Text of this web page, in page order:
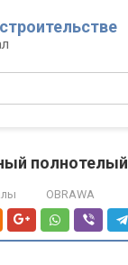
полнотелый
OBRAWA